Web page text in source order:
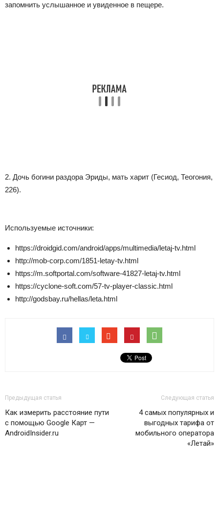
запомнить услышанное и увиденное в пещере.
2. Дочь богини раздора Эриды, мать харит (Гесиод, Теогония,
226).
Используемые источники:
https://droidgid.com/android/apps/multimedia/letaj-tv.html
http://mob-corp.com/1851-letay-tv.html
https://m.softportal.com/software-41827-letaj-tv.html
https://cyclone-soft.com/57-tv-player-classic.html
http://godsbay.ru/hellas/leta.html
Предыдущая статья
Как измерить расстояние пути
с помощью Google Карт —
AndroidInsider.ru
Следующая статья
4 самых популярных и
выгодных тарифа от
мобильного оператора
«Летай»